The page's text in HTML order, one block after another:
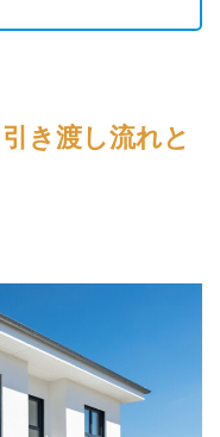
き渡し流れと